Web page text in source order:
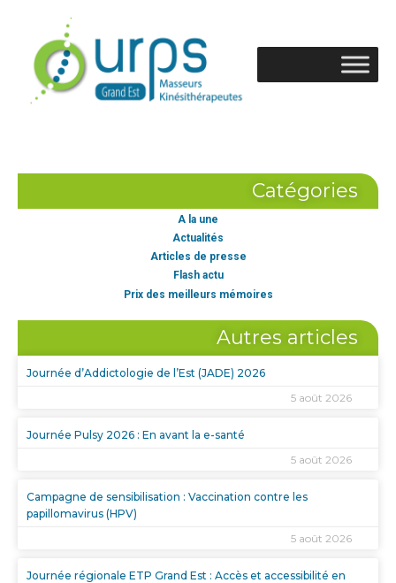
Catégories
A la une
Actualités
Articles de presse
Flash actu
Prix des meilleurs mémoires
Autres articles
Journée d’Addictologie de l’Est (JADE) 2026
5 août 2026
Journée Pulsy 2026 : En avant la e-santé
5 août 2026
Campagne de sensibilisation : Vaccination contre les
papillomavirus (HPV)
5 août 2026
Journée régionale ETP Grand Est : Accès et accessibilité en